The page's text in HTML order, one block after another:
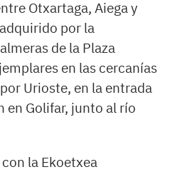
Otxartaga, Aiega y
por la
de la Plaza
en las cercanías
Urioste, en la entrada
en Golifar, junto al río
la Ekoetxea